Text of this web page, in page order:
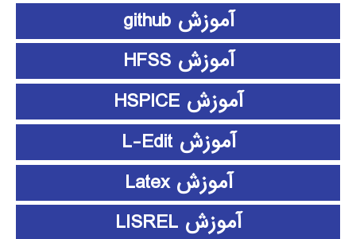
آموزش github
آموزش HFSS
آموزش HSPICE
آموزش L-Edit
آموزش Latex
آموزش LISREL